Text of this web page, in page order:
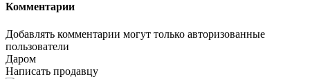
Комментарии
Добавлять комментарии могут только авторизованные
пользователи
Даром
Написать продавцу